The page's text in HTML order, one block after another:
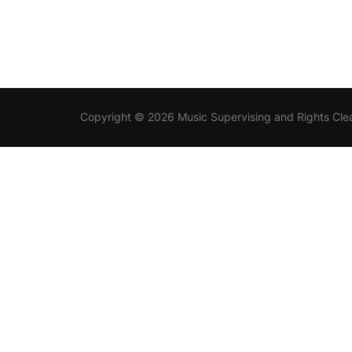
Copyright © 2026 Music Supervising and Rights